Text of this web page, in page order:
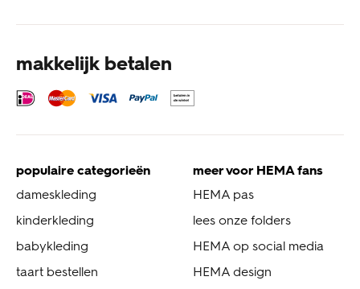
makkelijk betalen
populaire categorieën
dameskleding
kinderkleding
babykleding
taart bestellen
meer voor HEMA fans
HEMA pas
lees onze folders
HEMA op social media
HEMA design